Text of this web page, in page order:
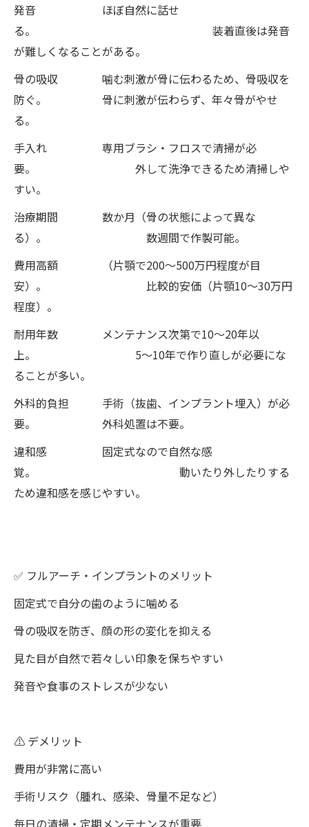
発音 ほぼ自然に話せ
る。 装着直後は発音
が難しくなることがある。
骨の吸収 噛む刺激が骨に伝わるため、骨吸収を
防ぐ。 骨に刺激が伝わらず、年々骨がやせ
る。
手入れ 専用ブラシ・フロスで清掃が必
要。 外して洗浄できるため清掃しや
すい。
治療期間 数か月（骨の状態によって異な
る）。 数週間で作製可能。
費用高額 （片顎で200〜500万円程度が目
安）。 比較的安価（片顎10〜30万円
程度）。
耐用年数 メンテナンス次第で10〜20年以
上。 5〜10年で作り直しが必要にな
ることが多い。
外科的負担 手術（抜歯、インプラント埋入）が必
要。 外科処置は不要。
違和感 固定式なので自然な感
覚。 動いたり外したりする
ため違和感を感じやすい。
✅ フルアーチ・インプラントのメリット
固定式で自分の歯のように噛める
骨の吸収を防ぎ、顔の形の変化を抑える
見た目が自然で若々しい印象を保ちやすい
発音や食事のストレスが少ない
⚠️ デメリット
費用が非常に高い
手術リスク（腫れ、感染、骨量不足など）
毎日の清掃・定期メンテナンスが重要